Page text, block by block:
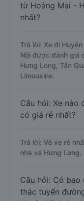
từ Hoàng Mai -
nhất?
Trả lời: Xe đi
Nội được đánh giá
Hưng Long, Tân
Limousine.
Câu hỏi: Xe nào
có giá rẻ nhất?
Trả lời: Vé xe rẻ
nhà xe Hưng Long.
Câu hỏi: Có bao
thác tuyến